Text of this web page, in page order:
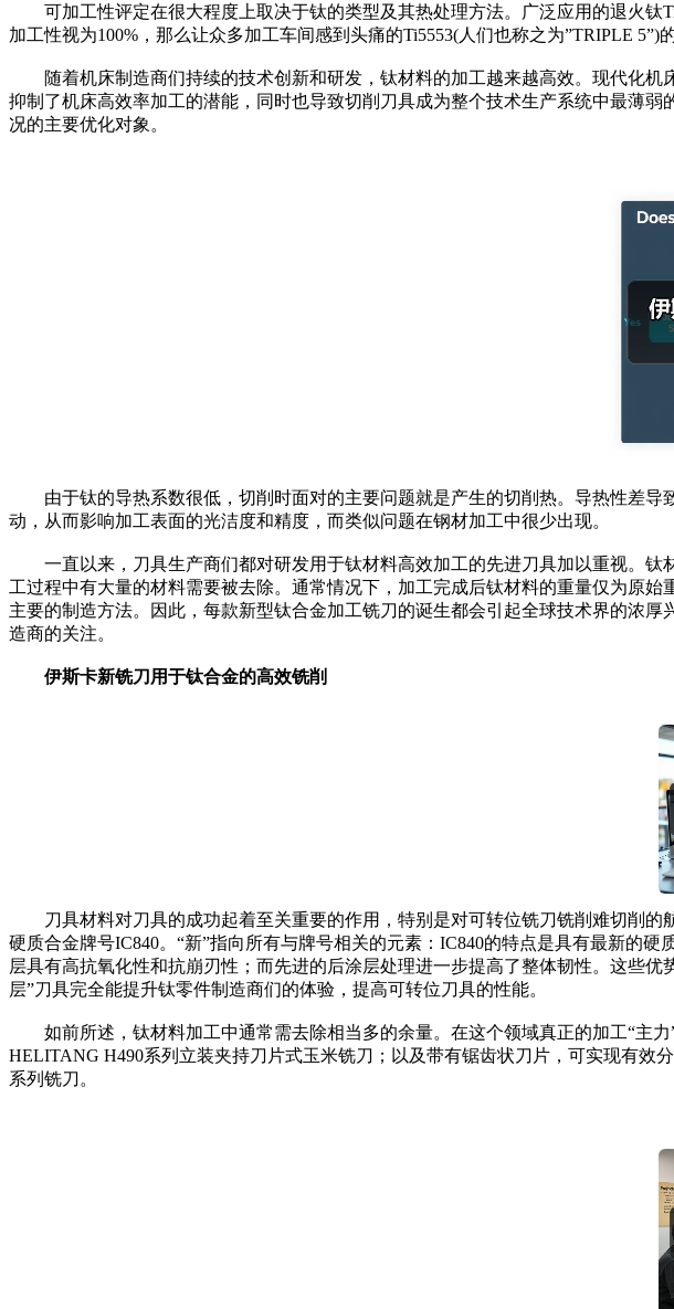
可加工性评定在很大程度上取决于钛的类型及其热处理方法。广泛应用的退火钛
加工性视为100%，那么让众多加工车间感到头痛的Ti5553(人们也称之为”TRIPLE 5”)
随着机床制造商们持续的技术创新和研发，钛材料的加工越来越高效。现代化机
抑制了机床高效率加工的潜能，同时也导致切削刀具成为整个技术生产系统中最薄
况的主要优化对象。
由于钛的导热系数很低，切削时面对的主要问题就是产生的切削热。导热性差导
动，从而影响加工表面的光洁度和精度，而类似问题在钢材加工中很少出现。
一直以来，刀具生产商们都对研发用于钛材料高效加工的先进刀具加以重视。钛
工过程中有大量的材料需要被去除。通常情况下，加工完成后钛材料的重量仅为原
主要的制造方法。因此，每款新型钛合金加工铣刀的诞生都会引起全球技术界的浓
造商的关注。
伊斯卡新铣刀用于钛合金的高效铣削
刀具材料对刀具的成功起着至关重要的作用，特别是对可转位铣刀铣削难切削的
硬质合金牌号IC840。“新”指向所有与牌号相关的元素：IC840的特点是具有最新的
层具有高抗氧化性和抗崩刃性；而先进的后涂层处理进一步提高了整体韧性。这些
层”刀具完全能提升钛零件制造商们的体验，提高可转位刀具的性能。
如前所述，钛材料加工中通常需去除相当多的余量。在这个领域真正的加工“主
HELITANG H490系列立装夹持刀片式玉米铣刀；以及带有锯齿状刀片，可实现有
系列铣刀。